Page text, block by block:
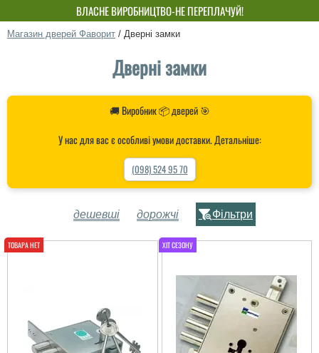
ВЛАСНЕ ВИРОБНИЦТВО-НЕ ПЕРЕПЛАЧУЙ!
Магазин дверей Фаворит / Дверні замки
Дверні замки
🚚 Виробник 📦 дверей 🎯
У нас для вас є особливі умови доставки. Детальніше:
(098) 524 95 70
дешевші дорожчі Фільтри